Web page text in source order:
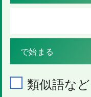
類似語な